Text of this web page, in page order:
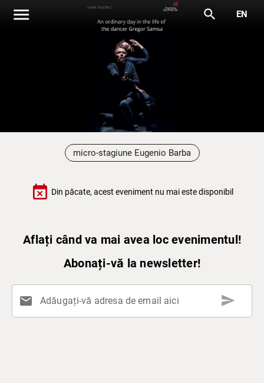
menu search EN
micro-stagiune Eugenio Barba
event_busy Din păcate, acest eveniment nu mai este disponibil
Aflați când va mai avea loc evenimentul!
Abonați-vă la newsletter!
mail Adăugați-vă adresa de email aici send